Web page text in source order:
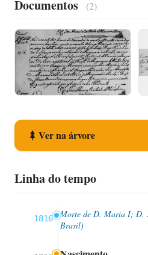
Documentos (2)
Ver na árvore
Linha do tempo
1816
Morte de D. Maria I; D.
Brasil)